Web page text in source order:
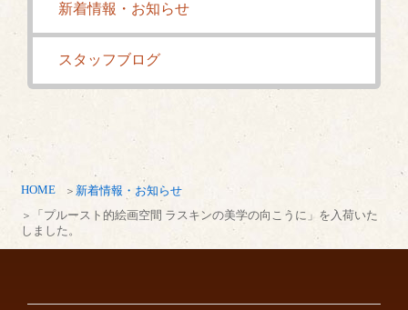
HOME
新着情報・お知らせ
「プルースト的絵画空間 ラスキンの美学の向こうに」を入荷いた
しました。
新着情報・お知らせ
スタッフブログ